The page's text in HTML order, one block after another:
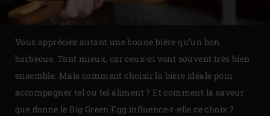
Vous appréciez autant une bonne bière qu’un bon
barbecue. Tant mieux, car ceux-ci vont souvent très bien
ensemble. Mais comment choisir la bière idéale pour
accompagner tel ou tel aliment ? Et comment la saveur
que donne le Big Green Egg influence-t-elle ce choix ?